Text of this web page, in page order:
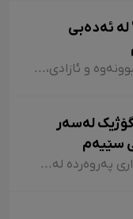
لە ئەدەبی
نەورۆز وەکوو جەژنی نوێبوونەوە و ئازادی، لە ئەدەبی کوردیدا و لەلای شاعیران و نووسەرانی کورد، هەمیشە جێی بایەخ و تێڕامان بووە. شاعیران و نووسەرانی کورد وەکوو دیوێکی جوانی و دەرچەیەکی ئازادی و هێمای ڕزگاریی نەتەوەیی، نەورۆزیان لەنێو شیعر و دەقەکەیاندا بەکار هێناوە. ئەم بابەتەش دەگەڕێتەوە بۆ گرێدراویی حاشاهەڵنەگری کورد و کوردستان بە نەورۆزەوە
لەسەر
سێیەم
ڕەخنەی پەداگۆژیک لە بواری پەروەردە لەسەر چیرۆکی منداڵان؛ هەندێکجار لە چیرۆکی منداڵاندا تووشی ئەو جۆرە وشەیە دەبین کە کاریگەرییان لەسەر مێشکی منداڵان دەبێت و ڕێگەیان پێ دەدات بیرۆکەیەکی خراپ لە مێشکیاندا دروست بکەن. بۆ نموونە دەتوانین لێرەدا سەرنجەکانمان لەسەر چیرۆکی "تیتی و پیرێ، کال و سێڤێ و نیسکۆ" بخەینەڕوو. لە بەشێکی چیرۆکی "تیتی و پیرێ"دا وەها دەڵێت: